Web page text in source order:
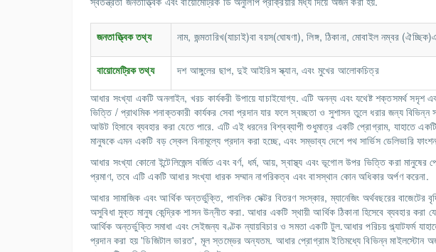
জনতাত্ত্বিক তথ্য নাম, জন্মতারিখ(যাচাই)বা বয়স(ঘোষণা), লিঙ্গ, ঠিকানা, মোবাইল নম্বর
বায়োমেট্রিক তথ্য
দশ আঙ্গুলের ছাপ, দুই আইরিস স্ক্যান, এবং মুখের আলোকচিত্র
আধার সংখ্যা একটি অনলাইন, খরচ কার্যকরী উপায়ে যাচাইযোগ্য. এটি অনন্য এবং যথেষ্ট শক্তসমর্থ সদৃশ
ভিত্তি / প্রাথমিক শনাক্তকারী কার্যকর সেবা প্রদান যার ফলে স্বচ্ছতা ও সুশাসন তুলে ধরার জন্য
আউট হিসাবে ব্যবহার করা যেতে পারে. এটি এই ধরনের বিশ্বব্যাপী শুধুমাত্র একটি প্রোগ্রাম, যাহাতে
মানুষকে এমন একটি বড় স্কেল বিনামূল্যে প্রদান করা হচ্ছে, এবং সম্ভাব্য দেশে পথ সার্ভিস ডেলিভারি
আধার সংখ্যা কোনো ইন্টেলিজেন্স বর্জিত এবং বর্ণ, ধর্ম, আয়, স্বাস্থ্য এবং ভূগোল উপর ভিত্তি করা
প্রমাণ, তবে এটি একটি আধার সংখ্যা ধারক সম্মান নাগরিকত্ব এবং বাসস্থান কোন অধিকার অর্পণ করেনা.
আধার সামাজিক এবং আর্থিক অন্তর্ভুক্তি, পাবলিক সেক্টর বিতরণ সংস্কার, ম্যানেজিং অর্থবছরের
অসুবিধা মুক্ত মানুষ কেন্দ্রিক শাসন উন্নীত করা. আধার একটি স্থায়ী আর্থিক ঠিকানা হিসেবে ব্যবহার করা
আর্থিক অন্তর্ভুক্তি সমাধা এবং সেইজন্য বণ্টক ন্যায়বিচার ও সমতা একটি টুল.আধার পরিচয় প্ল্যাটফর্ম
প্রদান করা হয় 'ডিজিটাল ভারত', মূল স্তম্ভের অন্যতম. আধার প্রোগ্রাম ইতিমধ্যে বিভিন্ন মাইলস্টোন